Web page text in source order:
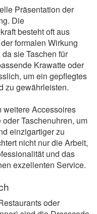
Präsentation der
Die
besteht oft aus
formalen Wirkung
sie Taschen für
Krawatte oder
um ein gepflegtes
zu gewährleisten.
weitere Accessoires
Taschenuhren, um
einzigartiger zu
nicht nur die Arbeit,
und das
exzellenten Service.
oder